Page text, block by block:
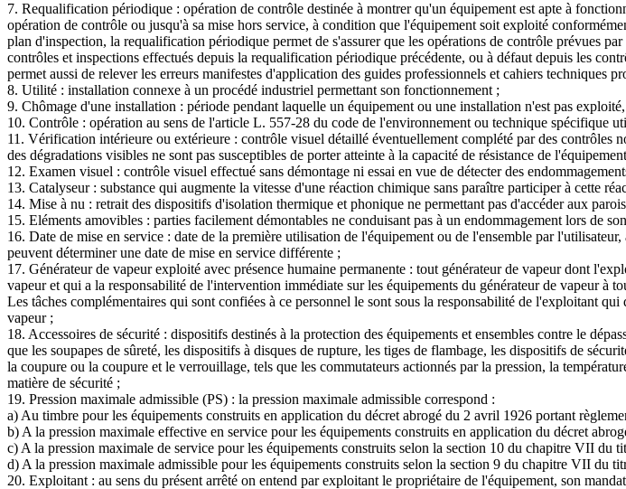
7. Requalification périodique : opération de contrôle destinée à montrer qu'un équipement est apte à
opération de contrôle ou jusqu'à sa mise hors service, à condition que l'équipement soit exploité
plan d'inspection, la requalification périodique permet de s'assurer que les opérations de contrôle prévues
contrôles et inspections effectués depuis la requalification périodique précédente, ou à défaut depuis les
permet aussi de relever les erreurs manifestes d'application des guides professionnels et cahiers techniques
8. Utilité : installation connexe à un procédé industriel permettant son fonctionnement ;
9. Chômage d'une installation : période pendant laquelle un équipement ou une installation n'est pas
10. Contrôle : opération au sens de l'article L. 557-28 du code de l'environnement ou technique spécifique
11. Vérification intérieure ou extérieure : contrôle visuel détaillé éventuellement complété par des contrôles
des dégradations visibles ne sont pas susceptibles de porter atteinte à la capacité de résistance de
12. Examen visuel : contrôle visuel effectué sans démontage ni essai en vue de détecter des
13. Catalyseur : substance qui augmente la vitesse d'une réaction chimique sans paraître participer à cette
14. Mise à nu : retrait des dispositifs d'isolation thermique et phonique ne permettant pas d'accéder aux
15. Eléments amovibles : parties facilement démontables ne conduisant pas à un endommagement lors de
16. Date de mise en service : date de la première utilisation de l'équipement ou de l'ensemble par
peuvent déterminer une date de mise en service différente ;
17. Générateur de vapeur exploité avec présence humaine permanente : tout générateur de vapeur dont
vapeur et qui a la responsabilité de l'intervention immédiate sur les équipements du générateur de vapeur à
Les tâches complémentaires qui sont confiées à ce personnel le sont sous la responsabilité de l'exploitant
vapeur ;
18. Accessoires de sécurité : dispositifs destinés à la protection des équipements et ensembles contre le
que les soupapes de sûreté, les dispositifs à disques de rupture, les tiges de flambage, les dispositifs de
la coupure ou la coupure et le verrouillage, tels que les commutateurs actionnés par la pression, la
matière de sécurité ;
19. Pression maximale admissible (PS) : la pression maximale admissible correspond :
a) Au timbre pour les équipements construits en application du décret abrogé du 2 avril 1926 portant
b) A la pression maximale effective en service pour les équipements construits en application du décret
c) A la pression maximale de service pour les équipements construits selon la section 10 du chapitre VII
d) A la pression maximale admissible pour les équipements construits selon la section 9 du chapitre VII du
20. Exploitant : au sens du présent arrêté on entend par exploitant le propriétaire de l'équipement, son